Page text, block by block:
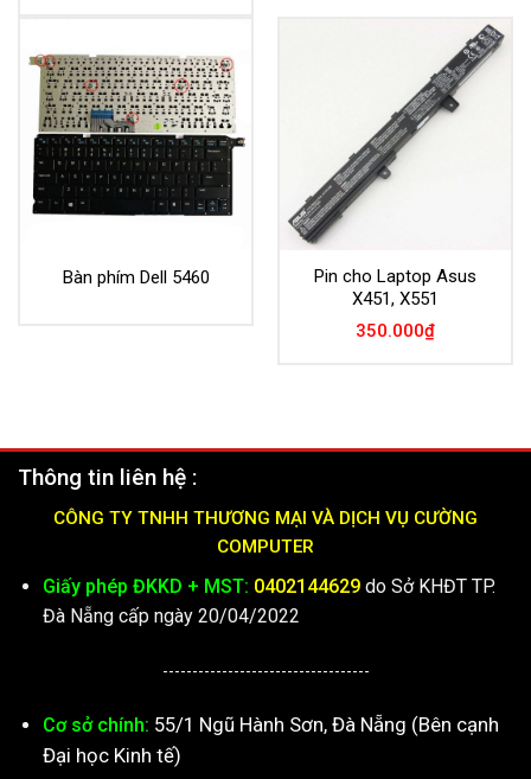
Bàn phím Dell 5460
Pin cho Laptop Asus
X451, X551
350.000₫
Thông tin liên hệ :
CÔNG TY TNHH THƯƠNG MẠI VÀ DỊCH VỤ CƯỜNG
COMPUTER
Giấy phép ĐKKD + MST: 0402144629do Sở KHĐT TP.
Đà Nẵng cấp ngày 20/04/2022
-----------------------------------
Cơ sở chính: 55/1 Ngũ Hành Sơn, Đà Nẵng (Bên cạnh
Đại học Kinh tế)